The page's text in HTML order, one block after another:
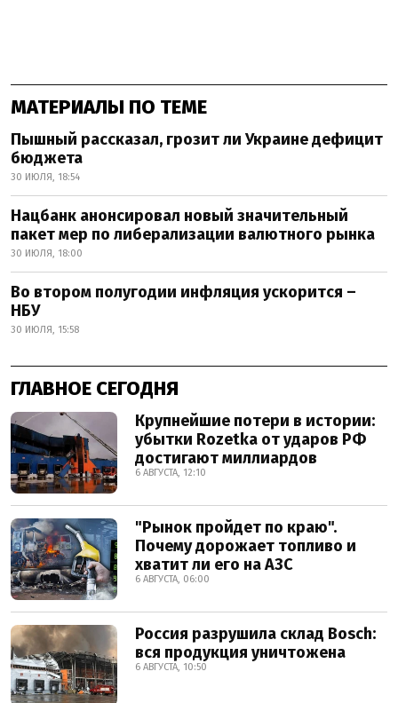
МАТЕРИАЛЫ ПО ТЕМЕ
Пышный рассказал, грозит ли Украине дефицит
бюджета
30 ИЮЛЯ, 18:54
Нацбанк анонсировал новый значительный
пакет мер по либерализации валютного рынка
30 ИЮЛЯ, 18:00
Во втором полугодии инфляция ускорится –
НБУ
30 ИЮЛЯ, 15:58
ГЛАВНОЕ СЕГОДНЯ
Крупнейшие потери в истории:
убытки Rozetka от ударов РФ
достигают миллиардов
6 АВГУСТА, 12:10
"Рынок пройдет по краю".
Почему дорожает топливо и
хватит ли его на АЗС
6 АВГУСТА, 06:00
Россия разрушила склад Bosch:
вся продукция уничтожена
6 АВГУСТА, 10:50